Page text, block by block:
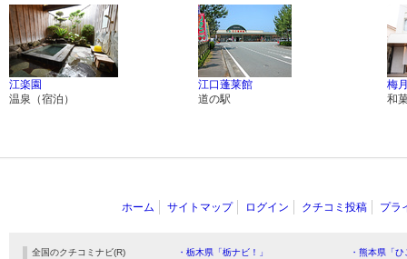
江楽園
温泉（宿泊）
江口蓬莱館
道の駅
梅
和
ホーム サイトマップ ログイン クチコミ投稿 プラ
全国のクチコミナビ(R) ・栃木県「栃ナビ！」
・熊本県「